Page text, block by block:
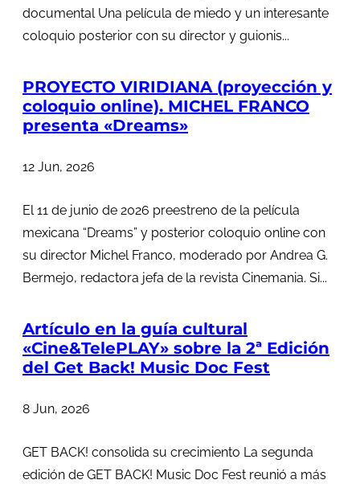
documental Una película de miedo y un interesante
coloquio posterior con su director y guionis...
PROYECTO VIRIDIANA (proyección y
coloquio online). MICHEL FRANCO
presenta «Dreams»
12 Jun, 2026
El 11 de junio de 2026 preestreno de la película
mexicana “Dreams” y posterior coloquio online con
su director Michel Franco, moderado por Andrea G.
Bermejo, redactora jefa de la revista Cinemania. Si...
Artículo en la guía cultural
«Cine&TelePLAY» sobre la 2ª Edición
del Get Back! Music Doc Fest
8 Jun, 2026
GET BACK! consolida su crecimiento La segunda
edición de GET BACK! Music Doc Fest reunió a más